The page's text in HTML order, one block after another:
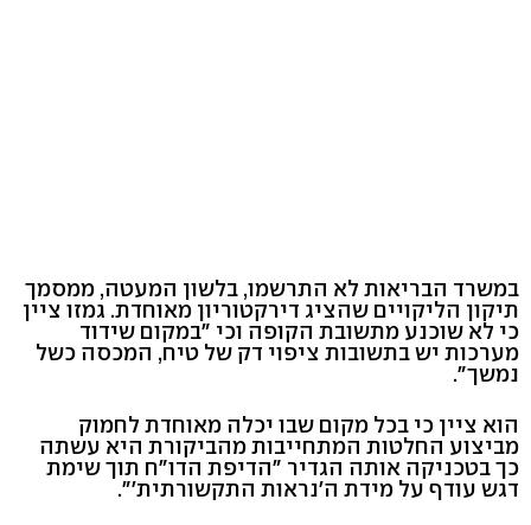
במשרד הבריאות לא התרשמו, בלשון המעטה, ממסמך
תיקון הליקויים שהציג דירקטוריון מאוחדת. גמזו ציין
כי לא שוכנע מתשובת הקופה וכי "במקום שידוד
מערכות יש בתשובות ציפוי דק של טיח, המכסה כשל
נמשך".
הוא ציין כי בכל מקום שבו יכלה מאוחדת לחמוק
מביצוע החלטות המתחייבות מהביקורת היא עשתה
כך בטכניקה אותה הגדיר "הדיפת הדו"ח תוך שימת
דגש עודף על מידת ה'נראות התקשורתית'".